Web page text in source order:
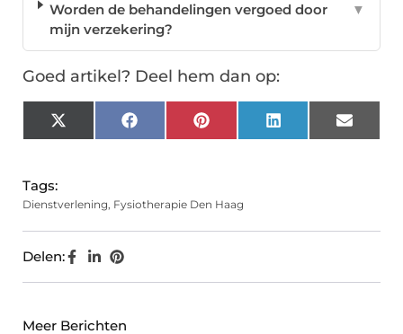
Worden de behandelingen vergoed door
mijn verzekering?
▼
Goed artikel? Deel hem dan op:
X
(Twitter)
FacebookPinterest LinkedIn Email
Tags:
Dienstverlening, Fysiotherapie Den Haag
Delen:
Meer Berichten